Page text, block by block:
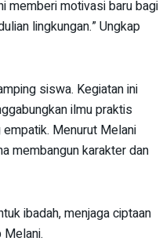
memberi motivasi baru bagi
lingkungan.” Ungkap
siswa. Kegiatan ini
ilmu praktis
Menurut Melani
membangun karakter dan
ibadah, menjaga ciptaan
Melani.